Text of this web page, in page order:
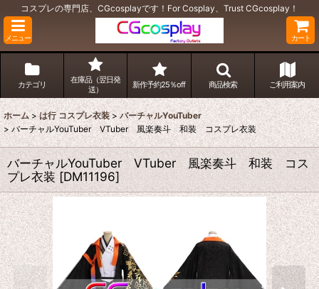
コスプレの専門店、CGcosplayです！For Cosplay、Trust CGcosplay！
メニュー カート
カテゴリ
在庫品（翌日発
送）
新作予約25％off 商品検索 ご利用案内
ホーム > は行 コスプレ衣装 > バーチャルYouTuber
> バーチャルYouTuber VTuber 風楽奏斗 和装 コスプレ衣装
バーチャルYouTuber VTuber 風楽奏斗 和装 コス
プレ衣装 [DM11196]